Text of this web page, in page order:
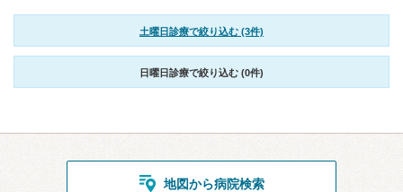
土曜日診療で絞り込む (3件)
日曜日診療で絞り込む (0件)
地図から病院検索